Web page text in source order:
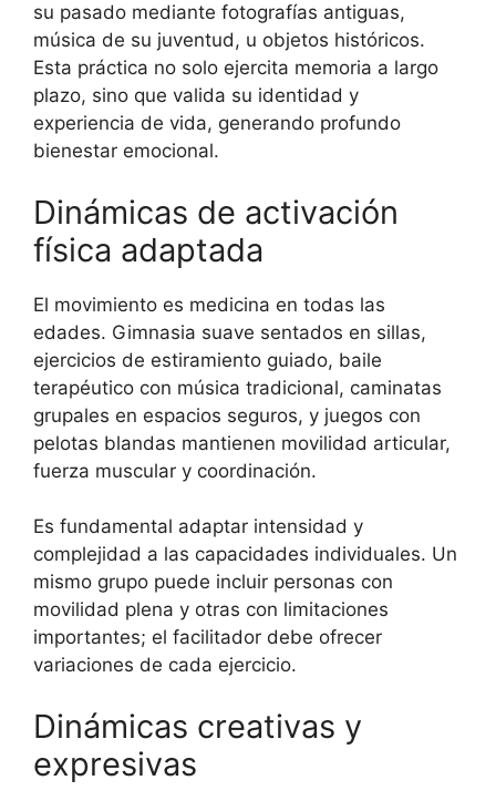
su pasado mediante fotografías antiguas,
música de su juventud, u objetos históricos.
Esta práctica no solo ejercita memoria a largo
plazo, sino que valida su identidad y
experiencia de vida, generando profundo
bienestar emocional.
Dinámicas de activación
física adaptada
El movimiento es medicina en todas las
edades. Gimnasia suave sentados en sillas,
ejercicios de estiramiento guiado, baile
terapéutico con música tradicional, caminatas
grupales en espacios seguros, y juegos con
pelotas blandas mantienen movilidad articular,
fuerza muscular y coordinación.
Es fundamental adaptar intensidad y
complejidad a las capacidades individuales. Un
mismo grupo puede incluir personas con
movilidad plena y otras con limitaciones
importantes; el facilitador debe ofrecer
variaciones de cada ejercicio.
Dinámicas creativas y
expresivas